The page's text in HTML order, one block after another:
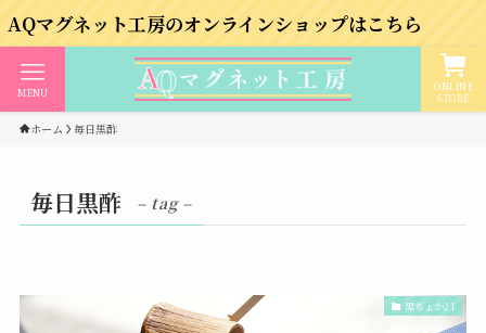
ット工房のオンラインショップはこちら
ONLINE
STORE
MENU
ホーム 毎日黒酢
毎日黒酢 – tag –
黒ぢょか21